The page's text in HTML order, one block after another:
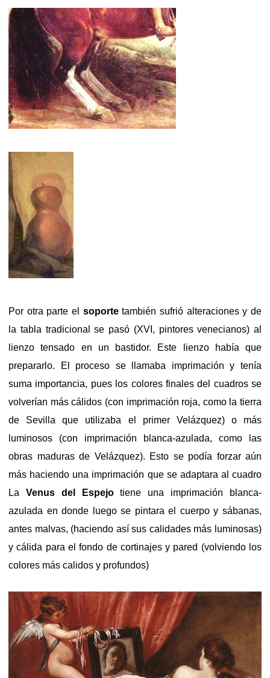
Por otra parte el soportetambién sufrió alteraciones y de
la tabla tradicional se pasó (XVI, pintores venecianos) al
lienzo tensado en un bastidor. Este lienzo había que
prepararlo. El proceso se llamaba imprimación y tenía
suma importancia, pues los colores finales del cuadros se
volverían más cálidos (con imprimación roja, como la tierra
de Sevilla que utilizaba el primer Velázquez) o más
luminosos (con imprimación blanca-azulada, como las
obras maduras de Velázquez). Esto se podía forzar aún
más haciendo una imprimación que se adaptara al cuadro
La Venusdel Espejotiene una imprimación blanca-
azulada en donde luego se pintara el cuerpo y sábanas,
antes malvas, (haciendo así sus calidades más luminosas)
y cálida para el fondo de cortinajes y pared (volviendo los
colores más calidos y profundos)